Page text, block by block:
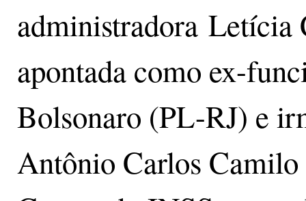
administradora Letícia
apontada como ex-
Bolsonaro (PL-RJ) e
Antônio Carlos